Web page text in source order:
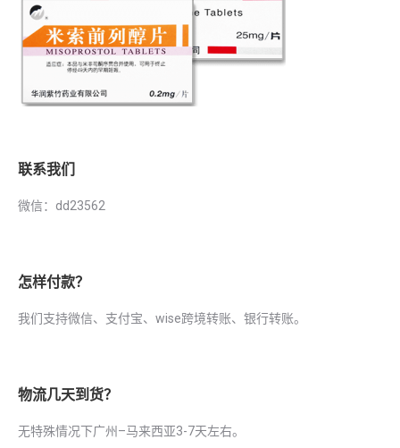
联系我们
微信：dd23562
怎样付款？
我们支持微信、支付宝、wise跨境转账、银行转账。
物流几天到货？
无特殊情况下广州–马来西亚3-7天左右。